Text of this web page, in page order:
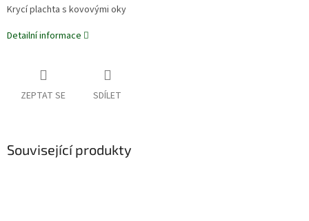
Krycí plachta s kovovými oky
Detailní informace
ZEPTAT SE SDÍLET
Související produkty